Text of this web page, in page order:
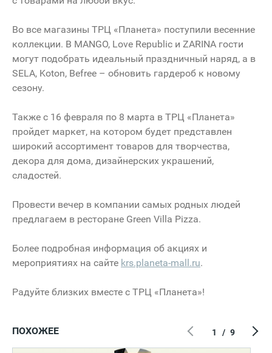
Во все магазины ТРЦ «Планета» поступили весенние
коллекции. В MANGO, Love Republic и ZARINA гости
могут подобрать идеальный праздничный наряд, а в
SELA, Koton, Befree – обновить гардероб к новому
сезону.
Также с 16 февраля по 8 марта в ТРЦ «Планета»
пройдет маркет, на котором будет представлен
широкий ассортимент товаров для творчества,
декора для дома, дизайнерских украшений,
сладостей.
Провести вечер в компании самых родных людей
предлагаем в ресторане Green Villa Pizza.
Более подробная информация об акциях и
мероприятиях на сайте krs.planeta-mall.ru.
Радуйте близких вместе с ТРЦ «Планета»!
ПОХОЖЕЕ 1 / 9